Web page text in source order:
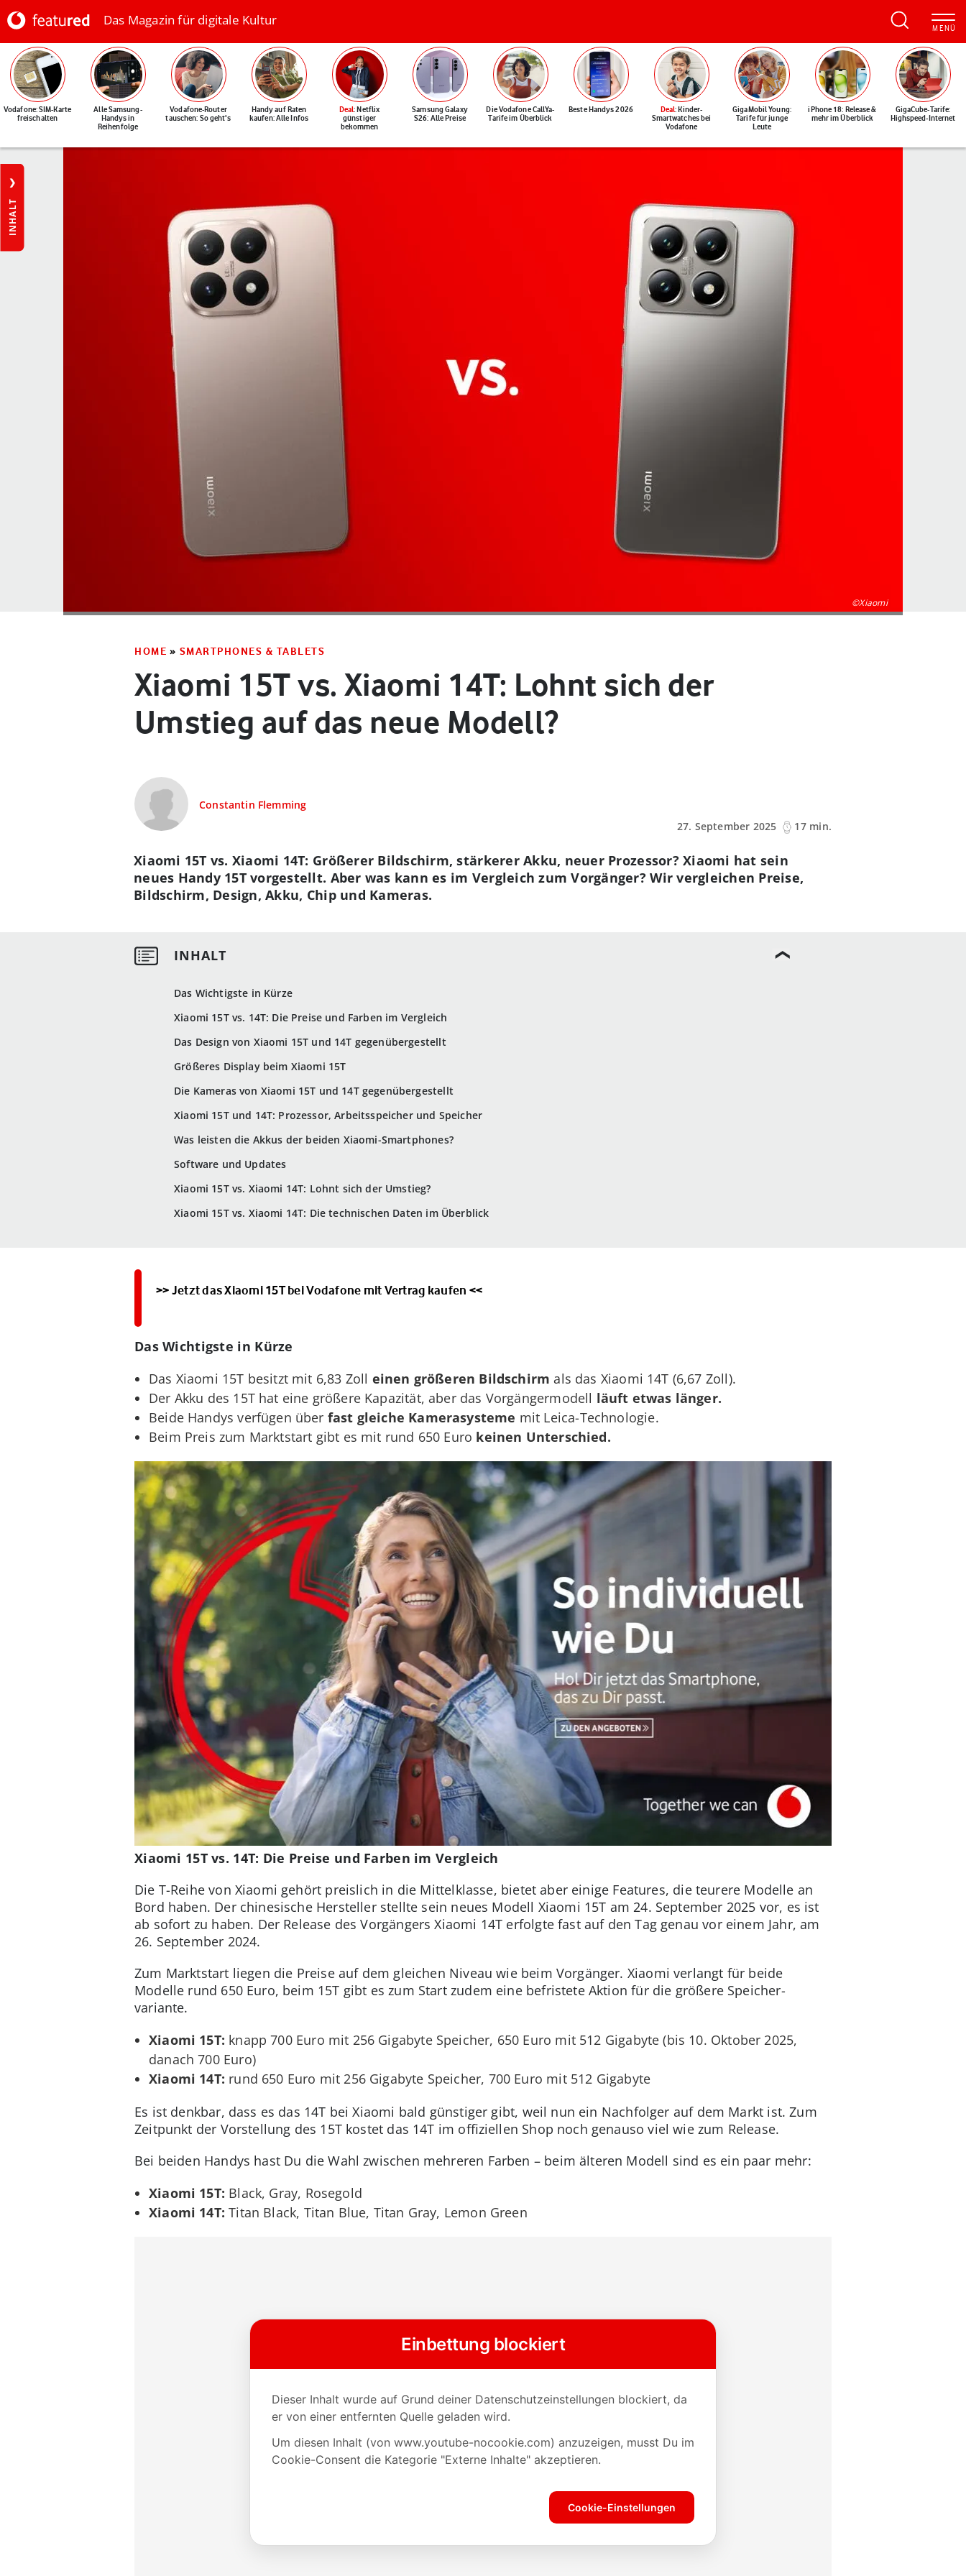
Das Magazin für digitale Kultur
Vodafone: SIM-Karte
freischalten
Alle Samsung-
Handys in
Reihenfolge
Vodafone-Router
tauschen: So geht's
Handy auf Raten
kaufen: Alle Infos
Deal: Netflix
günstiger
bekommen
Samsung Galaxy
S26: Alle Preise
Die Vodafone CallYa-
Tarife im Überblick
Beste Handys 2026 Deal: Kinder-
Smartwatches bei
Vodafone
GigaMobil Young:
Tarife für junge
Leute
iPhone 18: Release &
mehr im Überblick
GigaCube-Tarife:
Highspeed-Internet
INHALT
©Xiaomi
HOME » SMARTPHONES & TABLETS
Xiaomi 15T vs. Xiaomi 14T: Lohnt sich der
Umstieg auf das neue Modell?
Constantin Flemming
27. September 2025
17 min.
Das Wichtigste in Kürze
Xiaomi 15T vs. 14T: Die Preise und Farben im Vergleich
Das Design von Xiaomi 15T und 14T gegenübergestellt
Größeres Display beim Xiaomi 15T
Die Kameras von Xiaomi 15T und 14T gegenübergestellt
Xiaomi 15T und 14T: Prozessor, Arbeitsspeicher und Speicher
Was leisten die Akkus der beiden Xiaomi-Smartphones?
Software und Updates
Xiaomi 15T vs. Xiaomi 14T: Lohnt sich der Umstieg?
Xiaomi 15T vs. Xiaomi 14T: Die technischen Daten im Überblick
Xiaomi 15T vs. Xiaomi 14T: Größerer Bildschirm, stärkerer Akku, neuer Prozessor? Xiaomi hat sein
neues Handy 15T vorgestellt. Aber was kann es im Vergleich zum Vorgänger? Wir vergleichen Preise,
Bildschirm, Design, Akku, Chip und Kameras.
>> Jetzt das Xiaomi 15T bei Vodafone mit Vertrag kaufen <<
Das Wichtigste in Kürze
Das Xiaomi 15T besitzt mit 6,83 Zoll einen größeren Bildschirm als das Xiaomi 14T (6,67 Zoll).
Der Akku des 15T hat eine größere Kapazität, aber das Vorgängermodell läuft etwas länger.
Beide Handys verfügen über fast gleiche Kamerasysteme mit Leica-Technologie.
Beim Preis zum Marktstart gibt es mit rund 650 Euro keinen Unterschied.
Xiaomi 15T vs. 14T: Die Preise und Farben im Vergleich
Die T-Reihe von Xiaomi gehört preislich in die Mittelklasse, bietet aber einige Features, die teurere Modelle an
Bord haben. Der chinesische Hersteller stellte sein neues Modell Xiaomi 15T am 24. September 2025 vor, es ist
ab sofort zu haben. Der Release des Vorgängers Xiaomi 14T erfolgte fast auf den Tag genau vor einem Jahr, am
26. September 2024.
Zum Marktstart liegen die Preise auf dem gleichen Niveau wie beim Vorgänger. Xiaomi verlangt für beide
Modelle rund 650 Euro, beim 15T gibt es zum Start zudem eine befristete Aktion für die größere Speicher­
variante.
Xiaomi 15T: knapp 700 Euro mit 256 Gigabyte Speicher, 650 Euro mit 512 Gigabyte (bis 10. Oktober 2025,
danach 700 Euro)
Xiaomi 14T: rund 650 Euro mit 256 Gigabyte Speicher, 700 Euro mit 512 Gigabyte
Es ist denkbar, dass es das 14T bei Xiaomi bald günstiger gibt, weil nun ein Nachfolger auf dem Markt ist. Zum
Zeitpunkt der Vorstellung des 15T kostet das 14T im offiziellen Shop noch genauso viel wie zum Release.
Bei beiden Handys hast Du die Wahl zwischen mehreren Farben – beim älteren Modell sind es ein paar mehr:
Xiaomi 15T: Black, Gray, Rosegold
Xiaomi 14T: Titan Black, Titan Blue, Titan Gray, Lemon Green